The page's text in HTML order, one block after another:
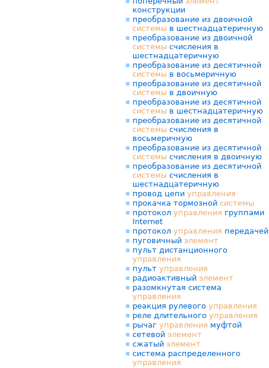
конструкции
преобразование из двоичной
системы в шестнадцатеричную
преобразование из двоичной
системы счисления в
шестнадцатеричную
преобразование из десятичной
системы в восьмеричную
преобразование из десятичной
системы в двоичную
преобразование из десятичной
системы в шестнадцатеричную
преобразование из десятичной
системы счисления в
восьмеричную
преобразование из десятичной
системы счисления в двоичную
преобразование из десятичной
системы счисления в
шестнадцатеричную
провод цепи управления
прокачка тормозной системы
протокол управления группами
Internet
протокол управления передачей
пуговичный элемент
пульт дистанционного
управления
пульт управления
радиоактивный элемент
разомкнутая система
управления
реакция рулевого управления
реле длительного управления
рычаг управления муфтой
сетевой элемент
сжатый элемент
система распределенного
управления